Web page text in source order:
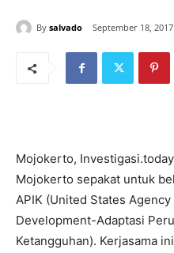
By salvado September 18, 2017
Mojokerto,
Mojokerto sepakat untuk
APIK (United States
Development-Adaptasi
Ketangguhan). Kerjasama